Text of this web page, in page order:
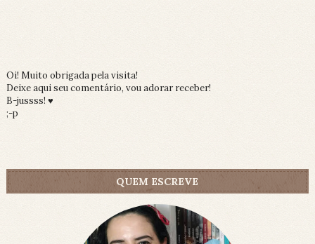
Oi! Muito obrigada pela visita!
Deixe aqui seu comentário, vou adorar receber!
B-jussss! ♥
;-p
QUEM ESCREVE